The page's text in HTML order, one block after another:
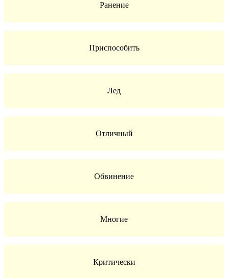
Ранение
Приспособить
Лед
Отличный
Обвинение
Многие
Критически